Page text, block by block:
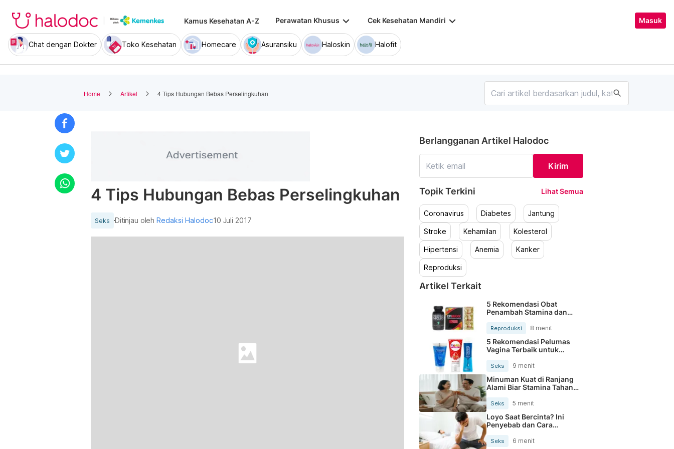
Kamus Kesehatan A-Z Perawatan Khusus keyboard_arrow_down Cek Kesehatan Mandiri keyboard_arrow_down Masuk
Chat dengan Dokter Toko Kesehatan Homecare Asuransiku Haloskin Halofit
Home Artikel 4 Tips Hubungan Bebas Perselingkuhan search
4 Tips Hubungan Bebas Perselingkuhan
Seks Ditinjau olehRedaksi Halodoc10 Juli 2017
Berlangganan Artikel Halodoc
Kirim
Topik Terkini Lihat Semua
Coronavirus Diabetes Jantung
Stroke Kehamilan Kolesterol
Hipertensi Anemia Kanker
Reproduksi
Artikel Terkait
5 Rekomendasi Obat
Penambah Stamina dan
Reproduksi 8 menit
5 Rekomendasi Pelumas
Vagina Terbaik untuk
Seks 9 menit
Minuman Kuat di Ranjang
Alami Biar Stamina Tahan
Lama
Seks 5 menit
Loyo Saat Bercinta? Ini
Penyebab dan Cara
Mengatasinya
Seks 6 menit